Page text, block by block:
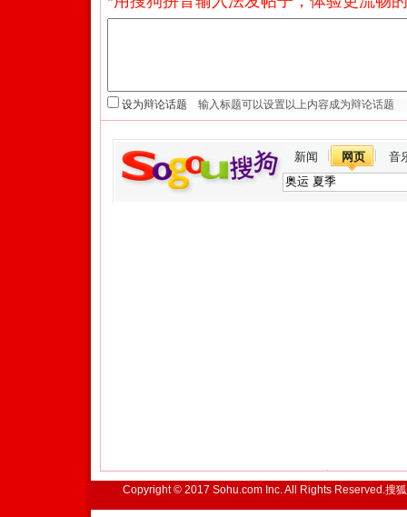
设为辩论话题
新闻 网页 音
Copyright © 2017 Sohu.com Inc. All Rights Reserved.搜